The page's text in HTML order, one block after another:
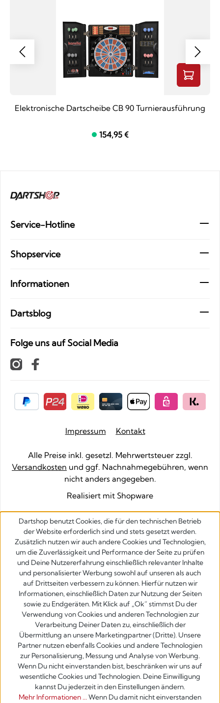
Elektronische Dartscheibe CB 90 Turnierausführung
154,95 €
Service-Hotline
Shopservice
Informationen
Dartsblog
Folge uns auf Social Media
Impressum Kontakt
Alle Preise inkl. gesetzl. Mehrwertsteuer zzgl.
Versandkosten und ggf. Nachnahmegebühren, wenn
nicht anders angegeben.
Realisiert mit Shopware
Dartshop benutzt Cookies, die für den technischen Betrieb
der Website erforderlich sind und stets gesetzt werden.
Zusätzlich nutzen wir auch andere Cookies und Technologien,
um die Zuverlässigkeit und Performance der Seite zu prüfen
und Deine Nutzererfahrung einschließlich relevanter Inhalte
und personalisierter Werbung sowohl auf unseren als auch
auf Drittseiten verbessern zu können. Hierfür nutzen wir
Informationen, einschließlich Daten zur Nutzung der Seiten
sowie zu Endgeräten. Mit Klick auf „Ok” stimmst Du der
Verwendung von Cookies und anderen Technologien zur
Verarbeitung Deiner Daten zu, einschließlich der
Übermittlung an unsere Marketingpartner (Dritte). Unsere
Partner nutzen ebenfalls Cookies und andere Technologien
zur Personalisierung, Messung und Analyse von Werbung.
Wenn Du nicht einverstanden bist, beschränken wir uns auf
wesentliche Cookies und Technologien. Deine Einwilligung
kannst Du jederzeit in den Einstellungen ändern.
Mehr Informationen ...Wenn Du damit nicht einverstanden